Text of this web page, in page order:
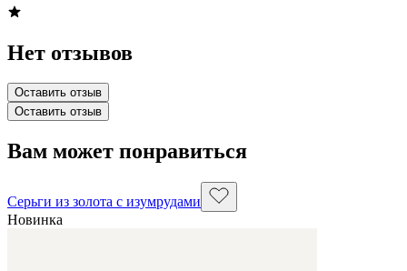
Нет отзывов
Оставить отзыв
Оставить отзыв
Вам может понравиться
Серьги из золота с изумрудами
Новинка